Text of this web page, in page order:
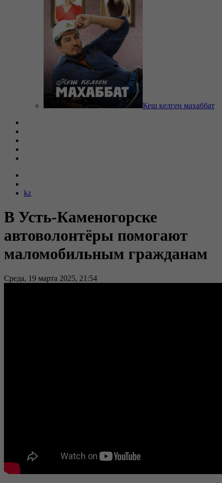
Кеш келген махаббат
kz
В Усть-Каменогорске
автоволонтёры помогают
маломобильным гражданам
Среда, 19 марта 2025, 21:54